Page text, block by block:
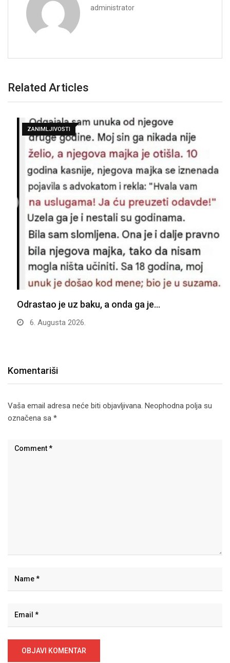
administrator
Related Articles
ZANIMLJIVOSTI
Odrastao je uz baku, a onda ga je…
6. Augusta 2026.
Komentariši
Vaša email adresa neće biti objavljivana. Neophodna polja su
označena sa *